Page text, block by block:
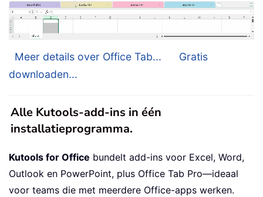
Meer details over Office Tab...
Gratis
downloaden...
Alle Kutools-add-ins in één
installatieprogramma.
Kutools for Office bundelt add-ins voor Excel, Word,
Outlook en PowerPoint, plus Office Tab Pro—ideaal
voor teams die met meerdere Office-apps werken.